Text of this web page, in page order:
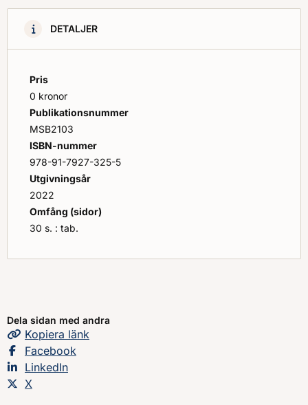
kommunikation om en händelse. Den här studien svarar
på en tredje frågeställning. Hur stor andel av
av denna forskningsrapport. Arbetet har utförts av
Institutionen för journalistik, medier och kommunikation,
Göteborgs universitet.
DETALJER
Pris
0 kronor
Publikationsnummer
MSB2103
ISBN-nummer
978-91-7927-325-5
Utgivningsår
2022
Omfång (sidor)
30 s. : tab.
Dela sidan med andra
Kopiera sidans
länk
Dela sidan på
Facebook
Dela sidan på
LinkedIn
Dela sidan på
X